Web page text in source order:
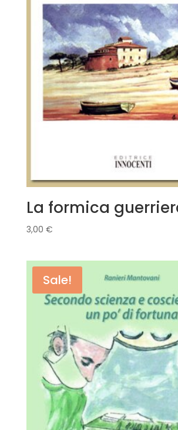
La formica
3,00 €
Sale!